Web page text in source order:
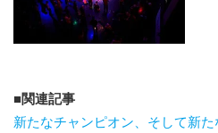
関連記事
新たなチャンピオン、そして新